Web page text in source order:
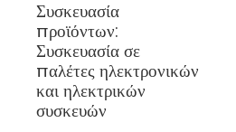
Συσκευασία
προϊόντων:
Συσκευασία σε
παλέτες ηλεκτρονικών
και ηλεκτρικών
συσκευών